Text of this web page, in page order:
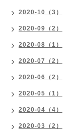
2020-10（3）
2020-09（2）
2020-08（1）
2020-07（2）
2020-06（2）
2020-05（1）
2020-04（4）
2020-03（2）